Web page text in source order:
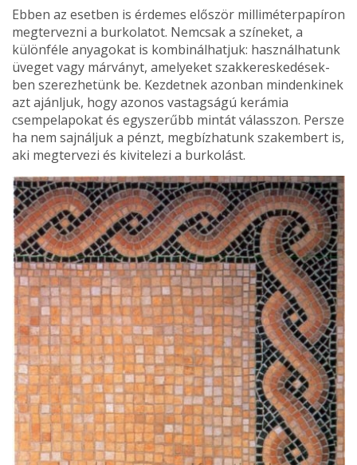
Ebben az esetben is érdemes először milliméterpapíron
megtervezni a burkolatot. Nemcsak a színeket, a
különféle anyagokat is kombinálhatjuk: használ­hatunk
üveget vagy márványt, amelyeket szakkereskedések­
ben szerezhetünk be. Kezdetnek azonban mindenkinek
azt ajánljuk, hogy azonos vastagságú kerámia
csempelapokat és egyszerűbb mintát válasszon. Persze
ha nem sajnáljuk a pénzt, megbízhatunk szakem­bert is,
aki megtervezi és kivitelezi a burkolást.